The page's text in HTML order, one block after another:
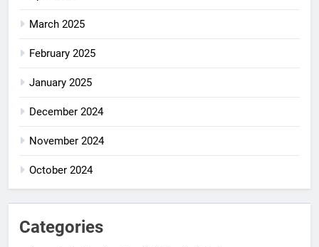
March 2025
February 2025
January 2025
December 2024
November 2024
October 2024
Categories